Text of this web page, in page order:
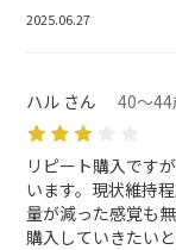
2025.06.27
ハル さん 40～
リピート購入です
います。現状維持
量が減った感覚も
購入していきたいと